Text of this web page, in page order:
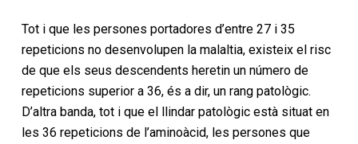
Tot i que les persones portadores d’entre 27 i 35
repeticions no desenvolupen la malaltia, existeix el risc
de que els seus descendents heretin un número de
repeticions superior a 36, és a dir, un rang patològic.
D’altra banda, tot i que el llindar patològic està situat en
les 36 repeticions de l’aminoàcid, les persones que